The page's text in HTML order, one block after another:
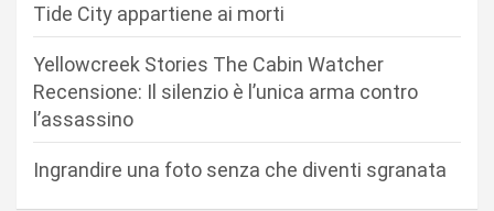
Tide City appartiene ai morti
Yellowcreek Stories The Cabin Watcher
Recensione: Il silenzio è l’unica arma contro
l’assassino
Ingrandire una foto senza che diventi sgranata